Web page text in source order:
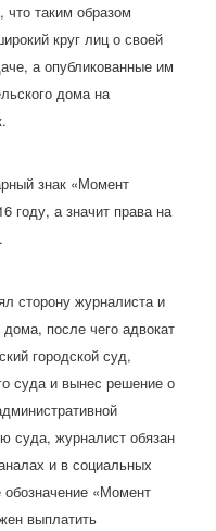
что таким образом
круг лиц о своей
а опубликованные им
дома на
знак «Момент
году, а значит права на
сторону журналиста и
после чего адвокат
городской суд,
суда и вынес решение о
суда, журналист обязан
и в социальных
обозначение «Момент
выплатить